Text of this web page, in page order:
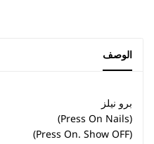
الوصف
برو نيلز
(Press On Nails)
(Press On. Show OFF)